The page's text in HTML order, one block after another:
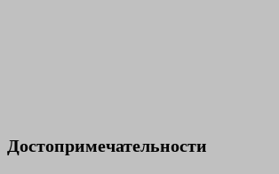
Достопримечательности